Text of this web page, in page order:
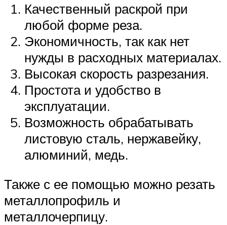
Качественный раскрой при
любой форме реза.
Экономичность, так как нет
нужды в расходных материалах.
Высокая скорость разрезания.
Простота и удобство в
эксплуатации.
Возможность обрабатывать
листовую сталь, нержавейку,
алюминий, медь.
Также с ее помощью можно резать
металлопрофиль и
металлочерпицу.